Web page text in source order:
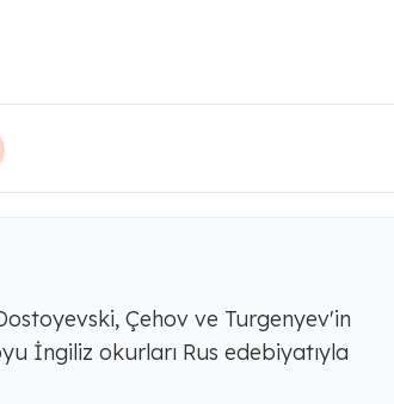
Çehov ve Turgenyev'in
İngiliz okurları Rus edebiyatıyla